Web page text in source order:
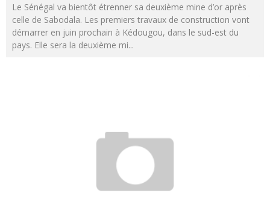
Le Sénégal va bientôt étrenner sa deuxième mine d’or après
celle de Sabodala. Les premiers travaux de construction vont
démarrer en juin prochain à Kédougou, dans le sud-est du
pays. Elle sera la deuxième mi...